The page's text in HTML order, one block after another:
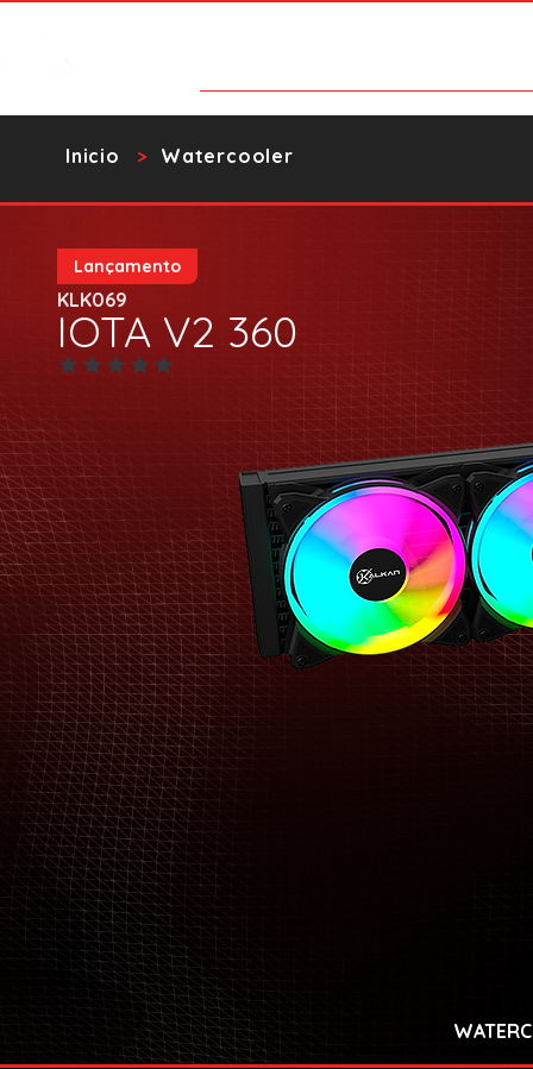
>
​Inicio Watercooler
IOTA V2 360
Aún no hay calificaciones
KLK069
Lançamento